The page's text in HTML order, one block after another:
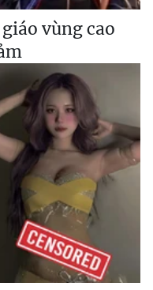
vùng cao